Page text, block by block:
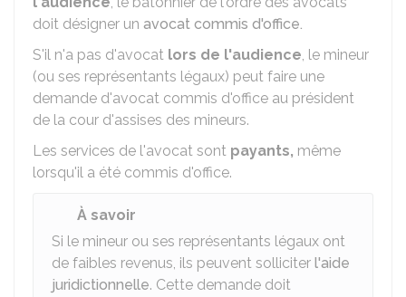
doit désigner un avocat commis d'office.
S'il n'a pas d'avocat lors de l'audience, le mineur
(ou ses représentants légaux) peut faire une
demande d'avocat commis d'office au président
de la cour d'assises des mineurs.
Les services de l'avocat sont payants, même
lorsqu'il a été commis d'office.
À savoir
Si le mineur ou ses représentants légaux ont
de faibles revenus, ils peuvent solliciter l'aide
juridictionnelle. Cette demande doit